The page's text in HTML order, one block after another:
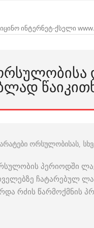
ინტერნეტ-ქსელი
ორსულობისას,
პერიოდში
ჩატარებულ
რძის წარმოქმნის